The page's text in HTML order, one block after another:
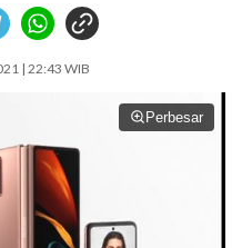
| 22:43 WIB
Perbesar